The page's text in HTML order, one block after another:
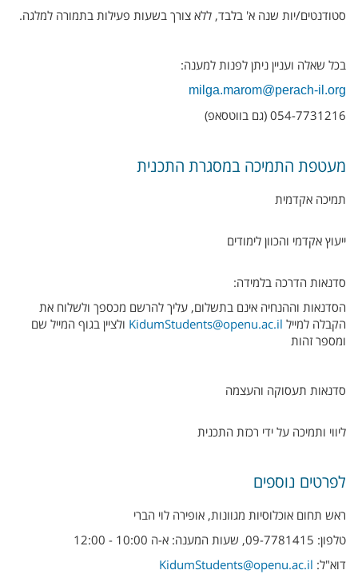
סטודנטים/יות שנה א' בלבד, ללא צורך בשעות פעילות בתמורה למלגה.
בכל שאלה ועניין ניתן לפנות למענה:
milga.marom@perach-il.org
054-7731216 (גם בווטסאפ)
מעטפת התמיכה במסגרת התכנית
תמיכה אקדמית
ייעוץ אקדמי והכוון לימודים
סדנאות הדרכה בלמידה:
הסדנאות וההנחיה אינם בתשלום, עליך להרשם מכספך ולשלוח את
הקבלה למייל KidumStudents@openu.ac.il ולציין בגוף המייל שם
ומספר זהות
סדנאות תעסוקה והעצמה
ליווי ותמיכה על ידי רכזת התכנית
לפרטים נוספים
ראש תחום אוכלוסיות מגוונות, אופירה לוי הברי
טלפון: 09-7781415, שעות המענה: א-ה 10:00 - 12:00
דוא"ל: KidumStudents@openu.ac.il